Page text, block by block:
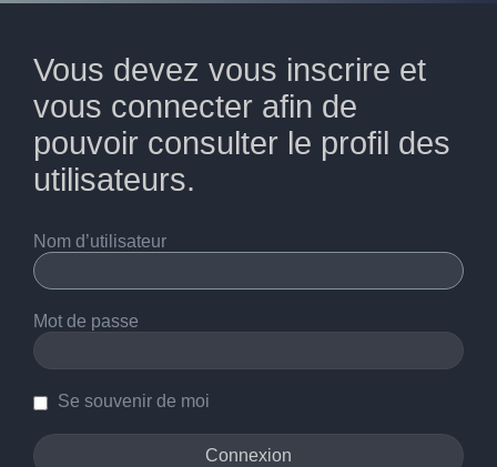
Vous devez vous inscrire et
vous connecter afin de
pouvoir consulter le profil des
utilisateurs.
Nom d’utilisateur
Mot de passe
Se souvenir de moi